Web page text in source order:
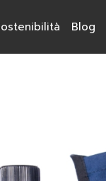
Blog